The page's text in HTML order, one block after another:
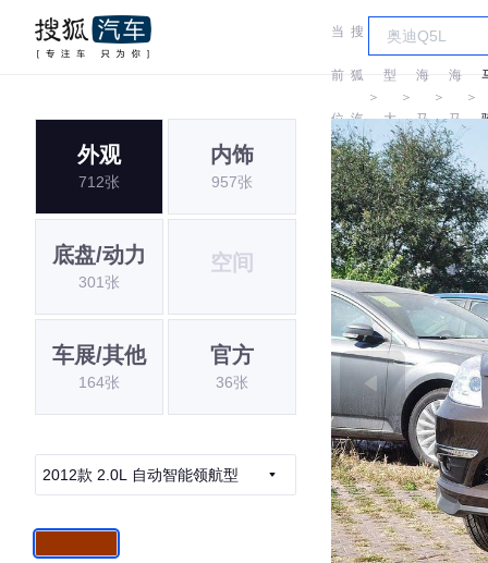
当
前
位
置:
搜
狐
汽
车
＞
车
型
大
全
＞
海
马
＞
海
马
＞
外观
712张
内饰
957张
底盘/动力
301张
空间
车展/其他
164张
官方
36张
2012款 2.0L 自动智能领航型